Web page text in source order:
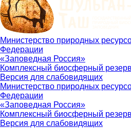
Министерство природных
Федерации
«Заповедная Россия»
Комплексный биосферный
Версия для слабовидящих
Министерство природных
Федерации
«Заповедная Россия»
Комплексный биосферный
Версия для слабовидящих